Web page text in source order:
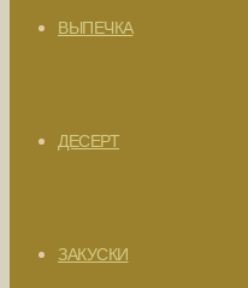
ВЫПЕЧКА
ДЕСЕРТ
ЗАКУСКИ